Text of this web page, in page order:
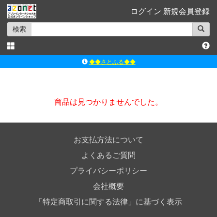
ログイン 新規会員登録
検索
◆◆さとふる◆◆
ｱｿﾞﾝｵﾝﾗｲﾝｼｮｯﾌﾟX
商品は見つかりませんでした。
お支払方法について
よくあるご質問
プライバシーポリシー
会社概要
「特定商取引に関する法律」に基づく表示